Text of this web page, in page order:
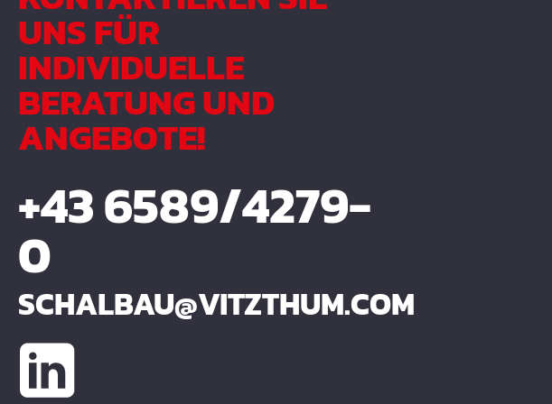
UNS FÜR
INDIVIDUELLE
BERATUNG UND
ANGEBOTE!
+43 6589/4279-
0
SCHALBAU@VITZTHUM.COM